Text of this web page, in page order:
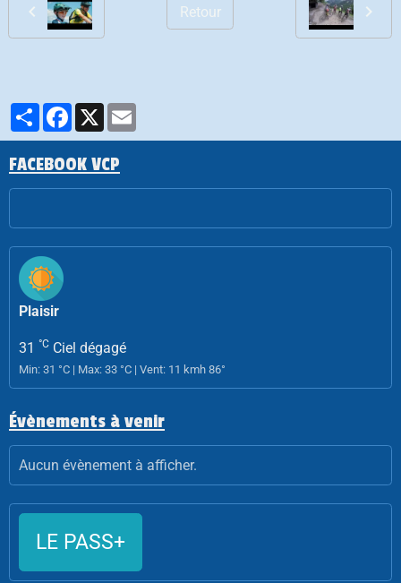
Retour
PartagerFacebook
X
FACEBOOK VCP
Plaisir
31 °C Ciel dégagé
Min: 31 °C | Max: 33 °C | Vent: 11 kmh 86°
Évènements à venir
Aucun évènement à afficher.
LE PASS+